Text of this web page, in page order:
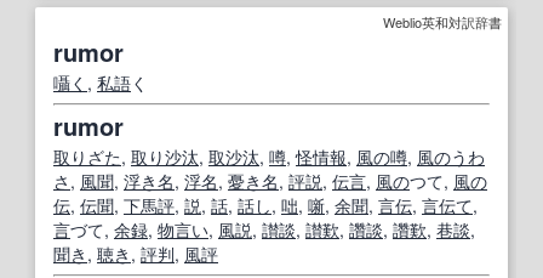
Weblio英和対訳辞書
rumor
囁く , 私語く
rumor
取りざた, 取り沙汰, 取沙汰, 噂,怪情報, 風の噂, 風のうわ
さ , 風聞, 浮き名, 浮名, 憂き名, 評説, 伝言, 風のつて, 風の
伝, 伝聞, 下馬評, 説, 話, 話し, 咄, 噺, 余聞, 言伝, 言伝て,
言づて, 余録, 物言い, 風説, 讃談, 讃歎, 讚談, 讚歎, 巷談,
聞き , 聴き , 評判, 風評